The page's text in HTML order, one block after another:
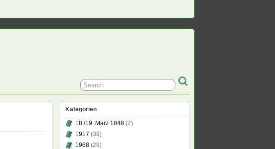
Kategorien
18./19. März 1848 (2)
1917 (39)
1968 (29)